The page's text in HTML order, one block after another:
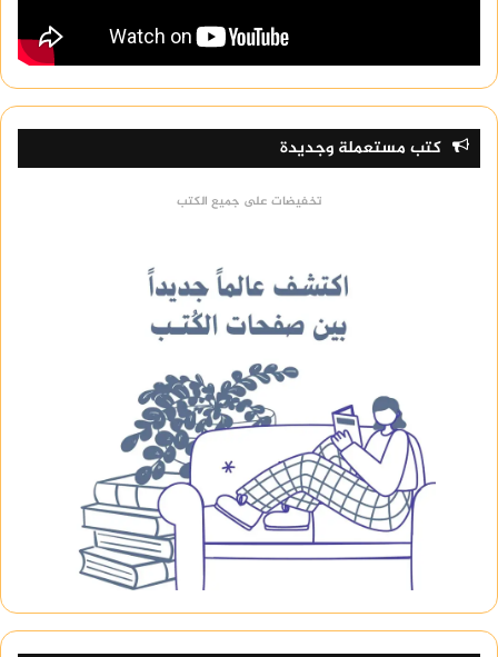
كتب مستعملة وجديدة
تخفيضات على جميع الكتب